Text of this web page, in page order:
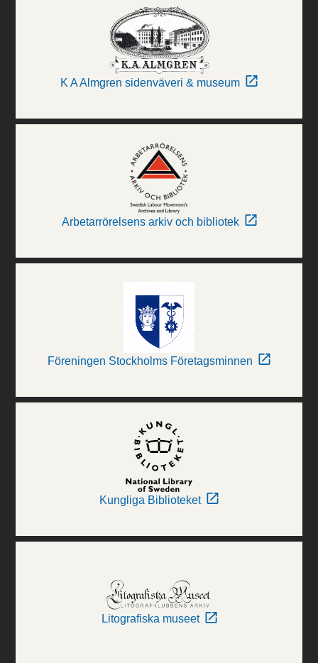
K A Almgren sidenväveri & museum
Arbetarrörelsens arkiv och bibliotek
Föreningen Stockholms Företagsminnen
Kungliga Biblioteket
Litografiska museet